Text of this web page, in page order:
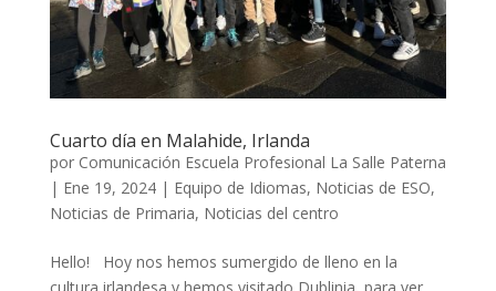
Cuarto día en Malahide, Irlanda
por Comunicación Escuela Profesional La Salle Paterna
| Ene 19, 2024| Equipo de Idiomas, Noticias de ESO,
Noticias de Primaria, Noticias del centro
Hello! Hoy nos hemos sumergido de lleno en la
cultura irlandesa y hemos visitado Dublinia, para ver